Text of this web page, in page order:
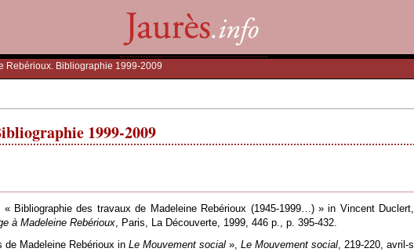
Rebérioux. Bibliographie 1999-2009
1999-2009
Bibliographie des travaux de Madeleine Rebérioux (1945-1999…) » in Vincent
à Madeleine Rebérioux, Paris, La Découverte, 1999, 446 p., p. 395-432.
Madeleine Rebérioux in Le Mouvement social », Le Mouvement social, 219-220, avril-